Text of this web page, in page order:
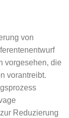
von
vorgesehen, die
vorantreibt.
Reduzierung